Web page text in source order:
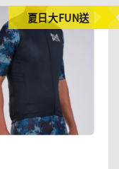
夏日大FUN送